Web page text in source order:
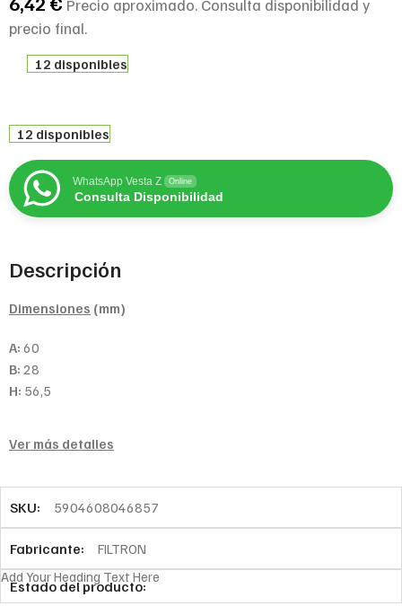
Precio aproximado. Consulta disponibilidad y
precio final.
12 disponibles
12 disponibles
WhatsApp Vesta Z Online
Consulta Disponibilidad
Descripción
Dimensiones (mm)
A: 60
B: 28
H: 56,5
Ver más detalles
SKU: 5904608046857
Fabricante: FILTRON
Estado del producto:
Add Your Heading Text Here